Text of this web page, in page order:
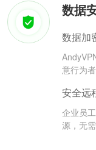
数据
数据加
意行为
安全远
企业员
源，无